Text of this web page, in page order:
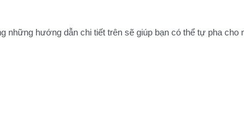
hướng dẫn chi tiết trên sẽ giúp bạn có thể tự pha cho